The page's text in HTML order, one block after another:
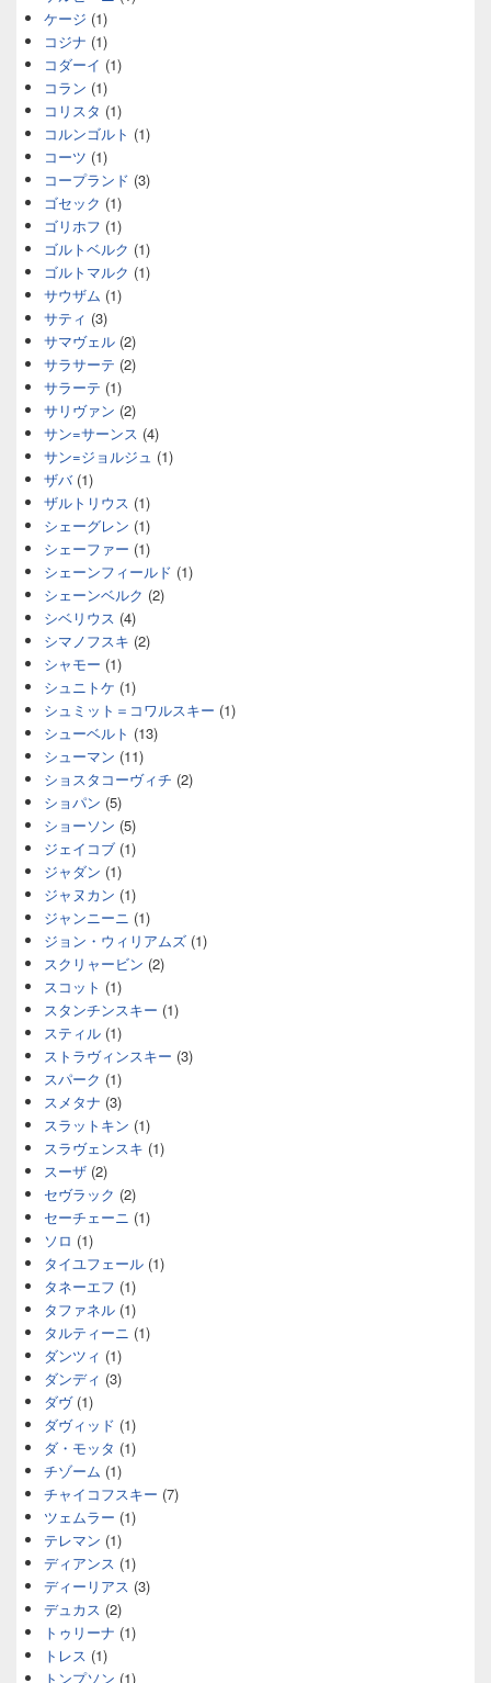
ケージ (1)
コジナ (1)
コダーイ (1)
コラン (1)
コリスタ (1)
コルンゴルト (1)
コーツ (1)
コープランド (3)
ゴセック (1)
ゴリホフ (1)
ゴルトベルク (1)
ゴルトマルク (1)
サウザム (1)
サティ (3)
サマヴェル (2)
サラサーテ (2)
サラーテ (1)
サリヴァン (2)
サン=サーンス (4)
サン=ジョルジュ (1)
ザバ(1)
ザルトリウス (1)
シェーグレン (1)
シェーファー (1)
シェーンフィールド (1)
シェーンベルク (2)
シベリウス (4)
シマノフスキ (2)
シャモー (1)
シュニトケ (1)
シュミット＝コワルスキー (1)
シューベルト (13)
シューマン (11)
ショスタコーヴィチ (2)
ショパン (5)
ショーソン (5)
ジェイコブ (1)
ジャダン (1)
ジャヌカン (1)
ジャンニーニ (1)
ジョン・ウィリアムズ (1)
スクリャービン (2)
スコット (1)
スタンチンスキー (1)
スティル (1)
ストラヴィンスキー (3)
スパーク (1)
スメタナ (3)
スラットキン (1)
スラヴェンスキ (1)
スーザ (2)
セヴラック (2)
セーチェーニ (1)
ソロ (1)
タイユフェール (1)
タネーエフ (1)
タファネル (1)
タルティーニ (1)
ダンツィ (1)
ダンディ (3)
ダヴ(1)
ダヴィッド (1)
ダ・モッタ (1)
チゾーム (1)
チャイコフスキー (7)
ツェムラー (1)
テレマン (1)
ディアンス (1)
ディーリアス (3)
デュカス (2)
トゥリーナ (1)
トレス (1)
トンプソン (1)